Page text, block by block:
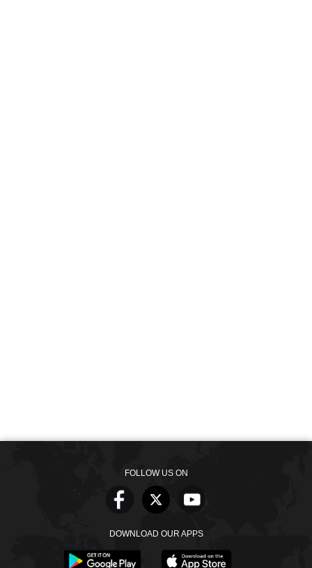
FOLLOW US ON
DOWNLOAD OUR APPS